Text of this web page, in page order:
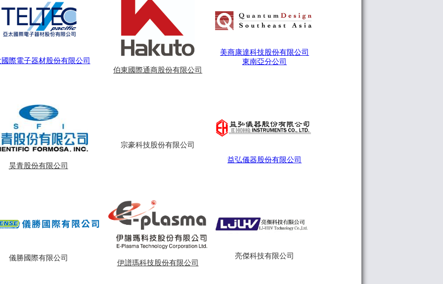
際電子器材股份有限公司
伯東國際通商股份有限公司
美商康達科技股份有限公司
東南亞分公司
昊青股份有限公司
宗豪科技股份有限公司
益弘儀器股份有限公司
儀勝國際有限公司
伊譜瑪科技股份有限公司
亮傑科技有限公司